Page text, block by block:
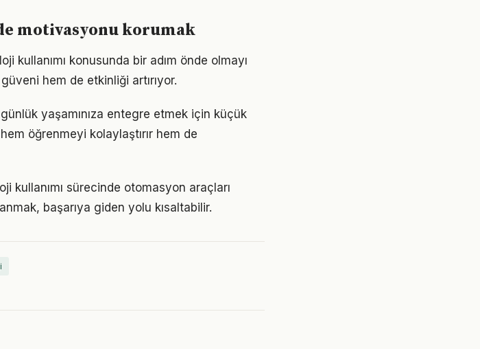
motivasyonu korumak
kullanımı konusunda bir adım önde olmayı
hem de etkinliği artırıyor.
yaşamınıza entegre etmek için küçük
öğrenmeyi kolaylaştırır hem de
kullanımı sürecinde otomasyon araçları
başarıya giden yolu kısaltabilir.